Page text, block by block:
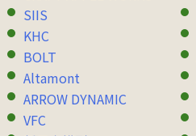
SIIS
KHC
BOLT
Altamont
ARROW DYNAMIC
VFC